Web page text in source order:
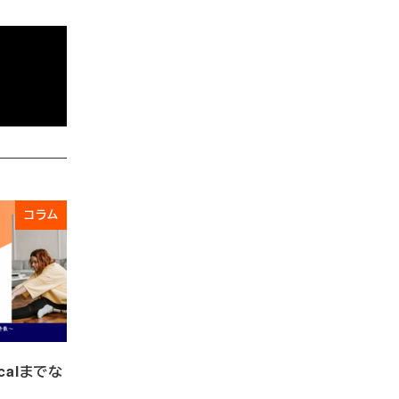
コラム
までな